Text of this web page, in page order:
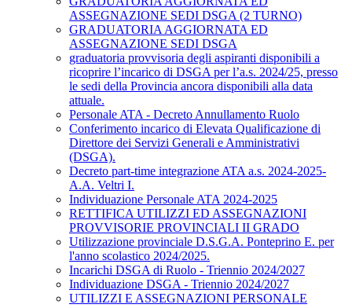
ASSEGNAZIONE SEDI DSGA (2 TURNO)
GRADUATORIA AGGIORNATA ED
ASSEGNAZIONE SEDI DSGA
graduatoria provvisoria degli aspiranti disponibili a
ricoprire l’incarico di DSGA per l’a.s. 2024/25, presso
le sedi della Provincia ancora disponibili alla data
attuale.
Personale ATA - Decreto Annullamento Ruolo
Conferimento incarico di Elevata Qualificazione di
Direttore dei Servizi Generali e Amministrativi
(DSGA).
Decreto part-time integrazione ATA a.s. 2024-2025-
A.A. Veltri I.
Individuazione Personale ATA 2024-2025
RETTIFICA UTILIZZI ED ASSEGNAZIONI
PROVVISORIE PROVINCIALI II GRADO
Utilizzazione provinciale D.S.G.A. Ponteprino E. per
l'anno scolastico 2024/2025.
Incarichi DSGA di Ruolo - Triennio 2024/2027
Individuazione DSGA - Triennio 2024/2027
UTILIZZI E ASSEGNAZIONI PERSONALE